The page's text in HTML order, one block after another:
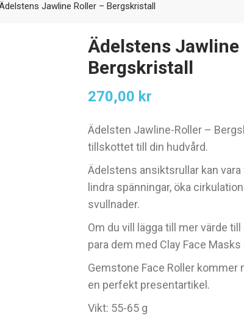
Jawline Roller – Bergskristall
Ädelstens Jawline
Bergskristall
270,00 kr
Ädelsten Jawline-Roller –
tillskottet till din hudvård.
Ädelstens ansiktsrullar kan
lindra spänningar, öka
svullnader.
Om du vill lägga till mer värde
para dem med Clay Face
Gemstone Face Roller kommer
en perfekt presentartikel.
Vikt: 55-65 g